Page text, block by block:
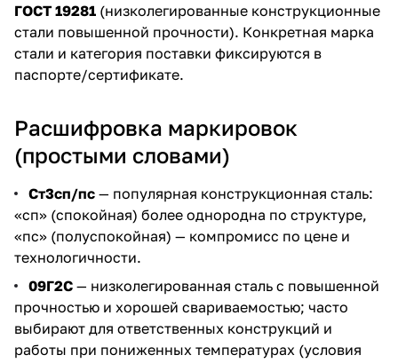
ГОСТ 19281 (низколегированные конструкционные
стали повышенной прочности). Конкретная марка
стали и категория поставки фиксируются в
паспорте/сертификате.
Расшифровка маркировок
(простыми словами)
Ст3сп/пс — популярная конструкционная сталь:
«сп» (спокойная) более однородна по структуре,
«пс» (полуспокойная) — компромисс по цене и
технологичности.
09Г2С — низколегированная сталь с повышенной
прочностью и хорошей свариваемостью; часто
выбирают для ответственных конструкций и
работы при пониженных температурах (условия